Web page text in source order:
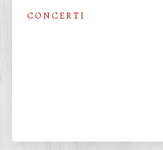
C O N C E R T I